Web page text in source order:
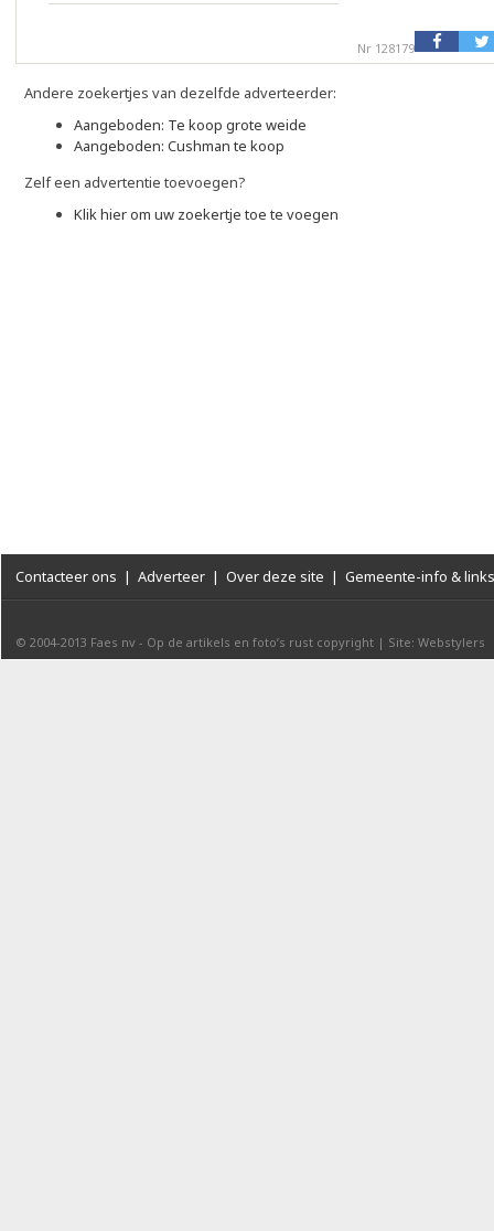
Nr 128179
Andere zoekertjes van dezelfde adverteerder:
Aangeboden: Te koop grote weide
Aangeboden: Cushman te koop
Zelf een advertentie toevoegen?
Klik hier om uw zoekertje toe te voegen
Contacteer ons | Adverteer | Over deze site | Gemeente-info & links
© 2004-2013 Faes nv - Op de artikels en foto’s rust copyright | Site: Webstylers